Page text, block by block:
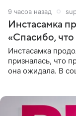
9 часов назад
Инстасамка
«Спасибо,
Инстасамка
призналась, что
она ожидала. В